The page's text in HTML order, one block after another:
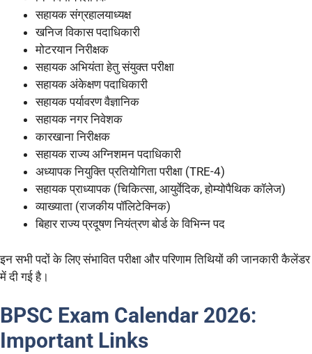
सहायक संग्रहालयाध्यक्ष
खनिज विकास पदाधिकारी
मोटरयान निरीक्षक
सहायक अभियंता हेतु संयुक्त परीक्षा
सहायक अंकेक्षण पदाधिकारी
सहायक पर्यावरण वैज्ञानिक
सहायक नगर निवेशक
कारखाना निरीक्षक
सहायक राज्य अग्निशमन पदाधिकारी
अध्यापक नियुक्ति प्रतियोगिता परीक्षा (TRE-4)
सहायक प्राध्यापक (चिकित्सा, आयुर्वेदिक, होम्योपैथिक कॉलेज)
व्याख्याता (राजकीय पॉलिटेक्निक)
बिहार राज्य प्रदूषण नियंत्रण बोर्ड के विभिन्न पद
इन सभी पदों के लिए संभावित परीक्षा और परिणाम तिथियों की जानकारी कैलेंडर
में दी गई है।
BPSC Exam Calendar 2026:
Important Links